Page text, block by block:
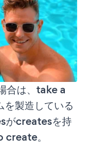
合は、take a
製造している
がcreatesを持
。